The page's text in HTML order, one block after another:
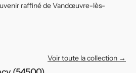
raffiné de Vandœuvre-lès-
Voir toute la collection →